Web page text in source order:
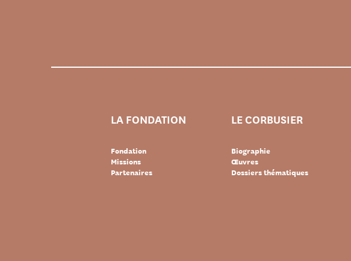
LA FONDATION
Fondation
Missions
Partenaires
LE CORBUSIER
Biographie
Œuvres
Dossiers thématiques